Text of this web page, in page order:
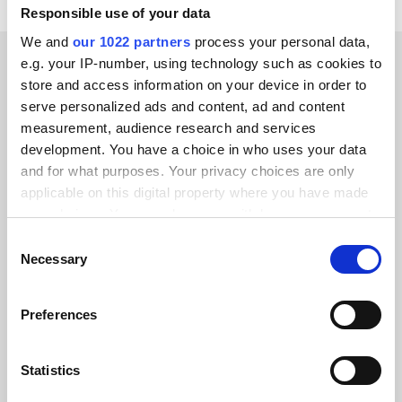
Responsible use of your data
We and our 1022 partners process your personal data,
e.g. your IP-number, using technology such as cookies to
store and access information on your device in order to
serve personalized ads and content, ad and content
measurement, audience research and services
development. You have a choice in who uses your data
and for what purposes. Your privacy choices are only
applicable on this digital property where you have made
your choices. You can change or withdraw your consent
the Privacy trigger icon.
Collect information about your geographical location
Identify your device by actively scanning it for
Selection
Necessary
Preferences
Statistics
KUNDBERÄTTELSER
Learn why our clients trust
us
Alumio gav oss kontroll över våra data
allt går och kan återanvända det över
integrationer från grunden.